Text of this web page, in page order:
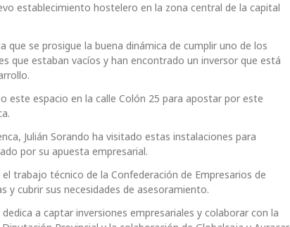
establecimiento hostelero en la zona central de la capital
que se prosigue la buena dinámica de cumplir uno de los
que estaban vacíos y han encontrado un inversor que está
este espacio en la calle Colón 25 para apostar por este
Julián Sorando ha visitado estas instalaciones para
por su apuesta empresarial.
trabajo técnico de la Confederación de Empresarios de
y cubrir sus necesidades de asesoramiento.
a captar inversiones empresariales y colaborar con la